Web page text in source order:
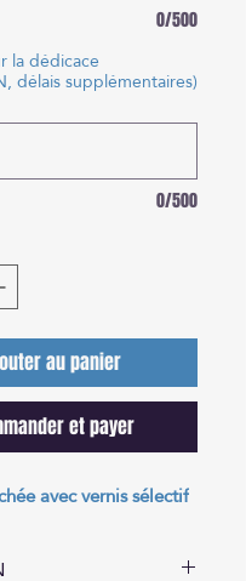
0/500
la dédicace
délais supplémentaires)
0/500
au panier
et payer
avec vernis sélectif